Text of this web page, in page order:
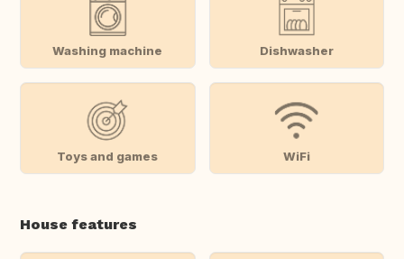
Washing machine Dishwasher
Toys and games WiFi
House features